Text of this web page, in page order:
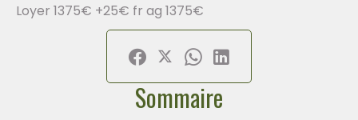
Loyer 1375€ +25€ fr ag 1375€
Sommaire